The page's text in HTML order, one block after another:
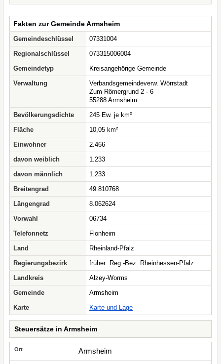
Fakten zur Gemeinde Armsheim
Gemeindeschlüssel
07331004
Regionalschlüssel
073315006004
Gemeindetyp
Kreisangehörige Gemeinde
Verwaltung
Verbandsgemeindeverw. Wörrstadt
Zum Römergrund 2 - 6
55288 Armsheim
Bevölkerungsdichte
245 Ew. je km²
Fläche
10,05 km²
Einwohner
2.466
davon weiblich
1.233
davon männlich
1.233
Breitengrad
49.810768
Längengrad
8.062624
Vorwahl
06734
Telefonnetz
Flonheim
Land
Rheinland-Pfalz
Regierungsbezirk
früher: Reg.-Bez. Rheinhessen-Pfalz
Landkreis
Alzey-Worms
Gemeinde
Armsheim
Karte
Karte und Lage
Steuersätze in Armsheim
Armsheim